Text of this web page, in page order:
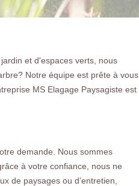
et d'espaces verts, nous
Notre équipe est prête à vous
MS Elagage Paysagiste est
demande. Nous sommes
à votre confiance, nous ne
de paysages ou d’entretien,